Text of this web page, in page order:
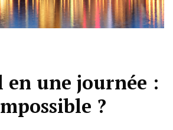
une journée :
?